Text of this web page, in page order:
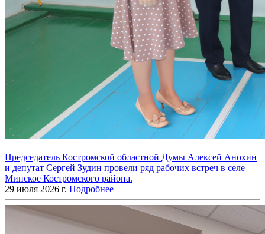
Председатель Костромской областной Думы Алексей Анохин
и депутат Сергей Зудин провели ряд рабочих встреч в селе
Минское Костромского района.
29 июля 2026 г. Подробнее